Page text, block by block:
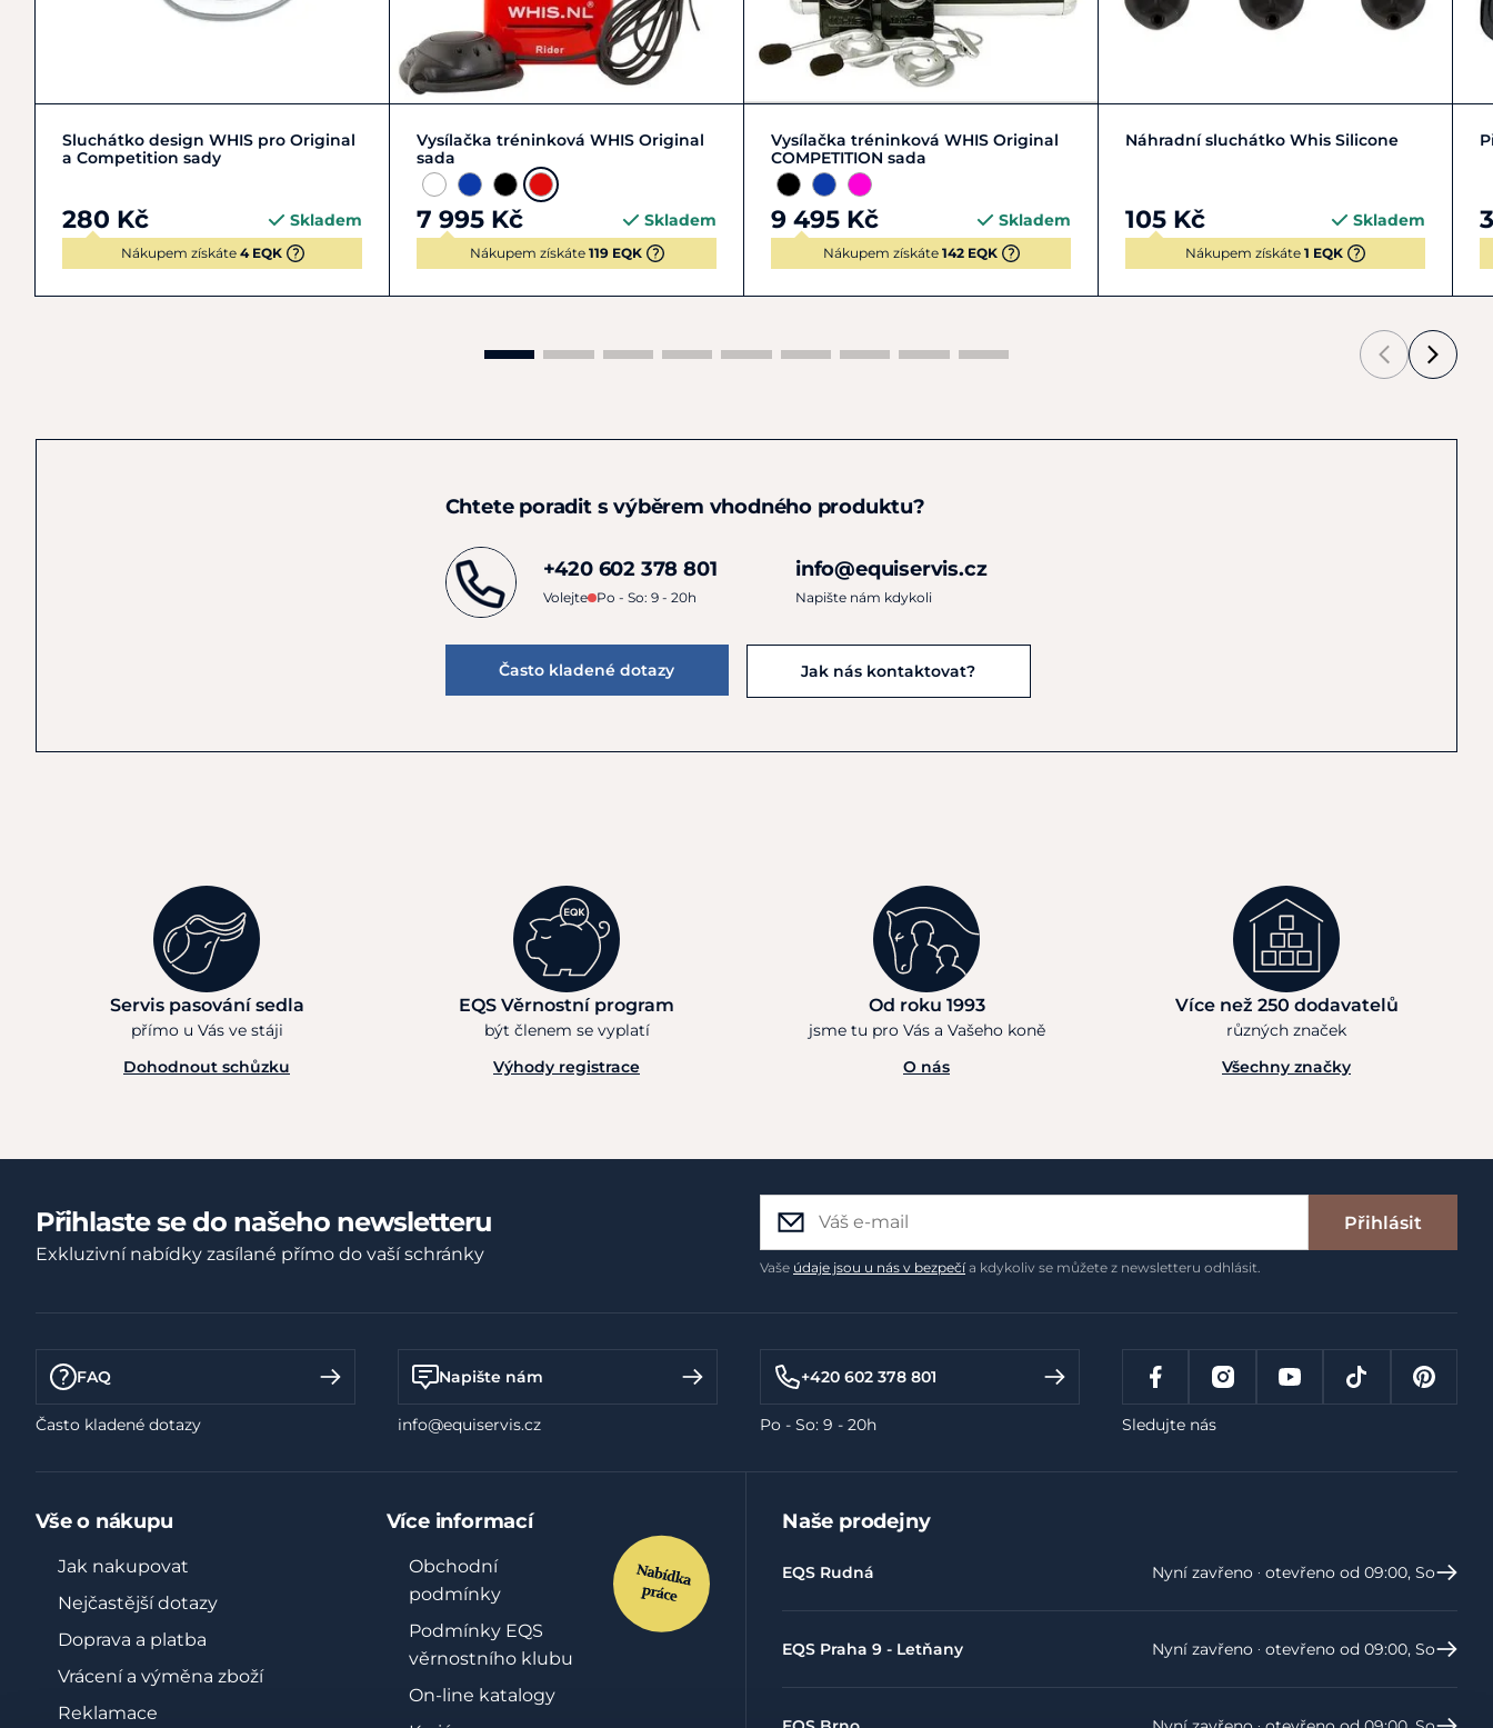
Do košíku
Sluchátko design WHIS pro Original
a Competition sady
280 Kč Skladem
Nákupem získáte 4 EQK
Zobrazit detail
Vysílačka tréninková WHIS Original
sada
7 995 Kč Skladem
Nákupem získáte 119 EQK
Zobrazit detail
Vysílačka tréninková WHIS Original
COMPETITION sada
9 495 Kč Skladem
Nákupem získáte 142 EQK
Do košíku
Náhradní sluchátko Whis Silicone
105 Kč Skladem
Nákupem získáte 1 EQK
Chtete poradit s výběrem vhodného produktu?
+420 602 378 801
Volejte Po - So: 9 - 20h
info@equiservis.cz
Napište nám kdykoli
Často kladené dotazy Jak nás kontaktovat?
Servis pasování sedla
přímo u Vás ve stáji
Dohodnout schůzku
EQS Věrnostní program
být členem se vyplatí
Výhody registrace
Od roku 1993
jsme tu pro Vás a Vašeho koně
O nás
Více než 250 dodavatelů
různých značek
Všechny značky
Přihlaste se do našeho newsletteru
Exkluzivní nabídky zasílané přímo do vaší schránky
Přihlásit
Vaše údaje jsou u nás v bezpečía kdykoliv se můžete z newsletteru odhlásit.
FAQ
Často kladené dotazy
Napište nám
info@equiservis.cz
+420 602 378 801
Po - So: 9 - 20h Sledujte nás
Vše o nákupu
Jak nakupovat
Nejčastější dotazy
Doprava a platba
Vrácení a výměna zboží
Reklamace
Více informací
Obchodní
podmínky
Podmínky EQS
věrnostního klubu
On-line katalogy
Naše prodejny
EQS Rudná Nyní zavřeno ‧ otevřeno od 09:00, So
EQS Praha 9 - Letňany Nyní zavřeno ‧ otevřeno od 09:00, So